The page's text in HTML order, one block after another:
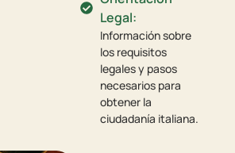
Legal:
Información sobre
los requisitos
legales y pasos
necesarios para
obtener la
ciudadanía italiana.